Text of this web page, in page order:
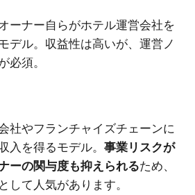
ーナー自らがホテル運営会社を
デル。収益性は高いが、運営ノ
必須。
社やフランチャイズチェーンに
入を得るモデル。 事業リスクが
ーの関与度も抑えられるため、
して人気があります。